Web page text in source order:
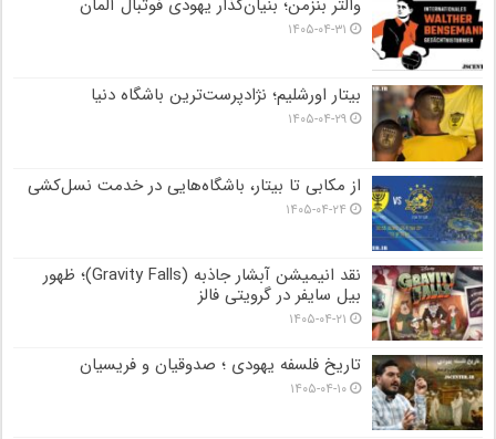
والتر بنزمن؛ بنیان‌گذار یهودی فوتبال آلمان
۱۴۰۵-۰۴-۳۱
بیتار اورشلیم؛ نژادپرست‌ترین باشگاه دنیا
۱۴۰۵-۰۴-۲۹
از مکابی تا بیتار، باشگاه‌هایی در خدمت نسل‌کشی
۱۴۰۵-۰۴-۲۴
نقد انیمیشن آبشار جاذبه (Gravity Falls)؛ ظهور
بیل سایفر در گرویتی فالز
۱۴۰۵-۰۴-۲۱
تاریخ فلسفه یهودی ؛ صدوقیان و فریسیان
۱۴۰۵-۰۴-۱۰